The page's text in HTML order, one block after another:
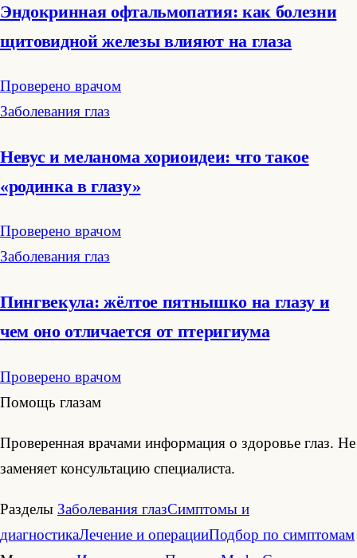
Эндокринная офтальмопатия: как болезни
щитовидной железы влияют на глаза
Проверено врачом
Заболевания глаз
Невус и меланома хориоидеи: что такое
«родинка в глазу»
Проверено врачом
Заболевания глаз
Пингвекула: жёлтое пятнышко на глазу и
чем оно отличается от птеригиума
Проверено врачом
Помощь глазам
Проверенная врачами информация о здоровье глаз. Не
заменяет консультацию специалиста.
Разделы Заболевания глазСимптомы и
диагностикаЛечение и операцииПодбор по симптомам